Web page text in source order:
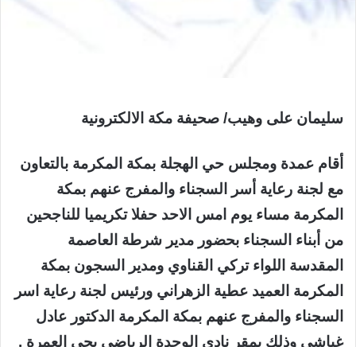
سليمان على وهيب/ صحيفة مكة الالكترونية
أقام عمدة ومجلس حي الهجلة بمكة المكرمة بالتعاون
مع لجنة رعاية أسر السجناء والمفرج عنهم بمكة
المكرمة مساء يوم امس الاحد حفلا تكريميا للناجحين
من أبناء السجناء بحضور مدير شرطة العاصمة
المقدسة اللواء تركي القناوي ومدير السجون بمكة
المكرمة العميد عطية الزهراني ورئيس لجنة رعاية اسر
السجناء والمفرج عنهم بمكة المكرمة الدكتور عادل
غباشي وذلك بمقر نادي الوحدة الرياضي بحي العمرة .